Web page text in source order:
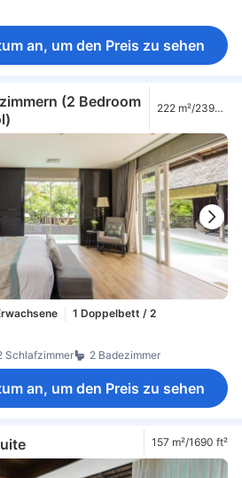
an, um den Preis zu sehen
(2 Bedroom
222 m²/2390
1 Doppelbett / 2
Schlafzimmer 2 Badezimmer
an, um den Preis zu sehen
157 m²/1690 ft²